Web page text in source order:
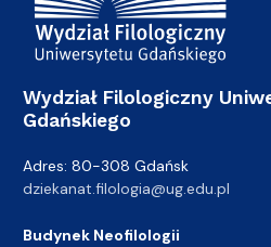
Wydział Filologiczny
Gdańskiego
Adres: 80-308 Gdańsk
dziekanat.filologia@ug.edu.pl
Budynek Neofilologii